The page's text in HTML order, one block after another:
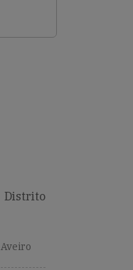
Distrito
Aveiro